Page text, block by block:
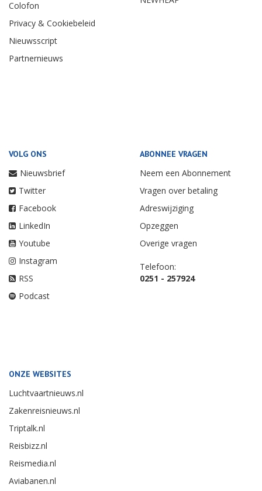
Colofon
Privacy & Cookiebeleid
Nieuwsscript
Partnernieuws
VOLG ONS
Nieuwsbrief
Twitter
Facebook
LinkedIn
Youtube
Instagram
RSS
Podcast
ABONNEE VRAGEN
Neem een Abonnement
Vragen over betaling
Adreswijziging
Opzeggen
Overige vragen
Telefoon:
0251 - 257924
ONZE WEBSITES
Luchtvaartnieuws.nl
Zakenreisnieuws.nl
Triptalk.nl
Reisbizz.nl
Reismedia.nl
Aviabanen.nl